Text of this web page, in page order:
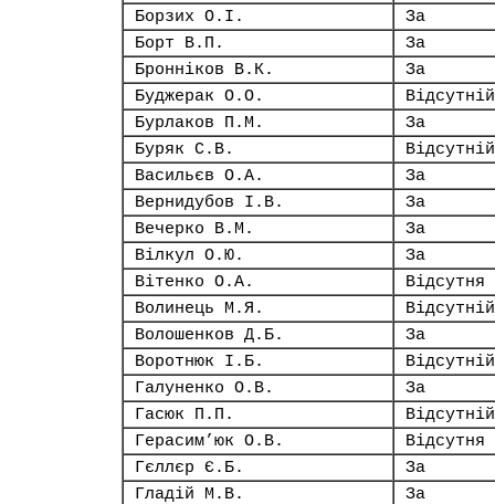
Борзих О.І.
За
Борт В.П.
За
Бронніков В.К.
За
Буджерак О.О.
Відсутній
Бурлаков П.М.
За
Буряк С.В.
Відсутній
Васильєв О.А.
За
Вернидубов І.В.
За
Вечерко В.М.
За
Вілкул О.Ю.
За
Вітенко О.А.
Відсутня
Волинець М.Я.
Відсутній
Волошенков Д.Б.
За
Воротнюк І.Б.
Відсутній
Галуненко О.В.
За
Гасюк П.П.
Відсутній
Герасим’юк О.В.
Відсутня
Гєллєр Є.Б.
За
Гладій М.В.
За